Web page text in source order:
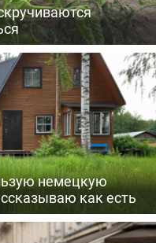
немецкую
как есть